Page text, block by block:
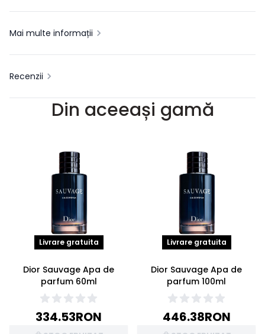
Mai multe informații
Recenzii
Din aceeași gamă
Livrare gratuita
Dior Sauvage Apa de
parfum 60ml
334.53RON
Livrare gratuita
Dior Sauvage Apa de
parfum 100ml
446.38RON